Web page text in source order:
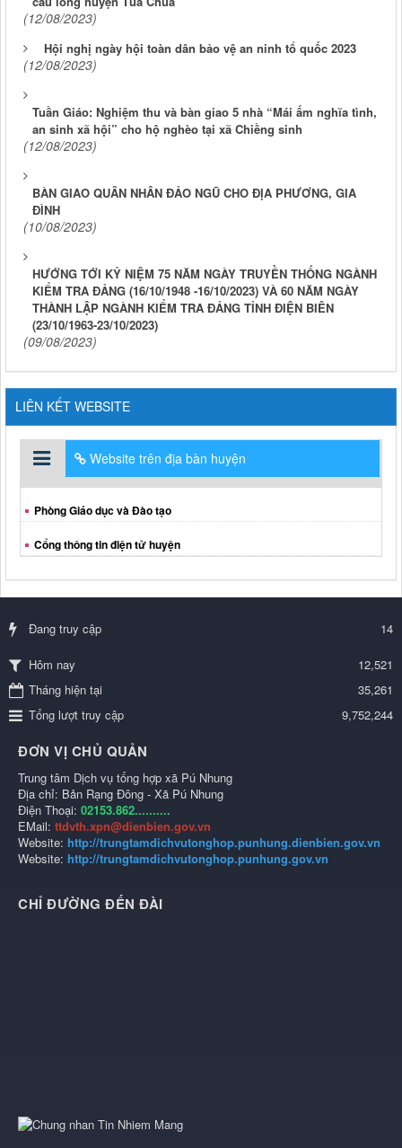
(12/08/2023)
Hội nghị ngày hội toàn dân bảo vệ an ninh tổ quốc 2023
(12/08/2023)
Tuần Giáo: Nghiệm thu và bàn giao 5 nhà “Mái ấm nghĩa tình,
an sinh xã hội” cho hộ nghèo tại xã Chiềng sinh
(12/08/2023)
BÀN GIAO QUÂN NHÂN ĐẢO NGŨ CHO ĐỊA PHƯƠNG, GIA
ĐÌNH
(10/08/2023)
HƯỚNG TỚI KỶ NIỆM 75 NĂM NGÀY TRUYỀN THỐNG NGÀNH
KIỂM TRA ĐẢNG (16/10/1948 -16/10/2023) VÀ 60 NĂM NGÀY
THÀNH LẬP NGÀNH KIỂM TRA ĐẢNG TỈNH ĐIỆN BIÊN
(23/10/1963-23/10/2023)
(09/08/2023)
LIÊN KẾT WEBSITE
Website trên địa bàn huyện
Phòng Giáo dục và Đào tạo
Cổng thông tin điện tử huyện
Đang truy cập 14
Hôm nay
12,521
Tháng hiện tại
35,261
Tổng lượt truy cập
9,752,244
ĐƠN VỊ CHỦ QUẢN
Trung tâm Dịch vụ tổng hợp xã Pú Nhung
Địa chỉ: Bản Rạng Đông - Xã Pú Nhung
Điện Thoại: 02153.862..........
EMail: ttdvth.xpn@dienbien.gov.vn
Website: http://trungtamdichvutonghop.punhung.dienbien.gov.vn
Website: http://trungtamdichvutonghop.punhung.gov.vn
CHỈ ĐƯỜNG ĐẾN ĐÀI